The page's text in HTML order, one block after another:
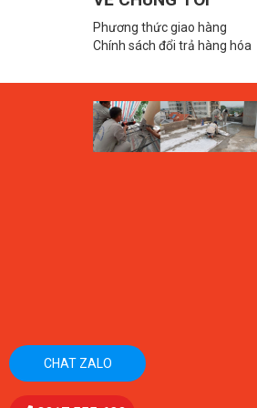
Phương thức giao hàng
Chính sách đổi trả hàng hóa
CHAT ZALO